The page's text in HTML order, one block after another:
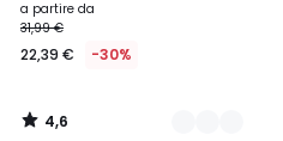
a partire da
31,99 €
22,39 € -30%
4,6
/